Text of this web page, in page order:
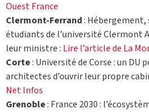
Ouest France
Clermont-Ferrand:
étudiants de l’université Clermont
leur ministre : Lire l’article de La
Corte: Université de Corse : un DU
architectes d’ouvrir leur propre
Net Infos
Grenoble: France 2030 :